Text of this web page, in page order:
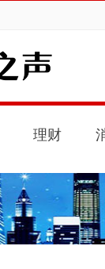
理财